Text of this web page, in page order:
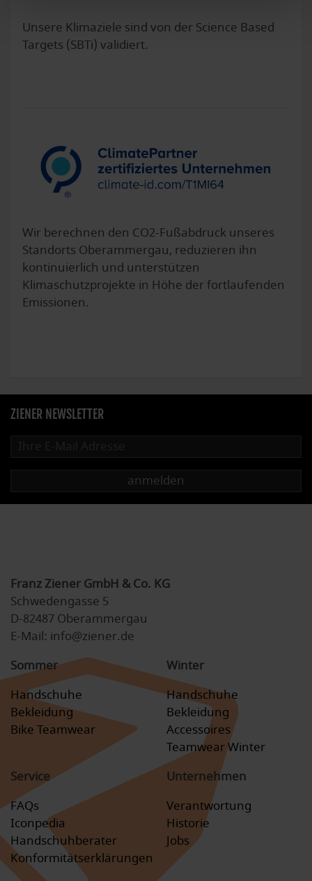
Unsere Klimaziele sind von der Science Based
Targets (SBTi) validiert.
Wir berechnen den CO2-Fußabdruck unseres
Standorts Oberammergau, reduzieren ihn
kontinuierlich und unterstützen
Klimaschutzprojekte in Höhe der fortlaufenden
Emissionen.
ZIENER NEWSLETTER
anmelden
Franz Ziener GmbH & Co. KG
Schwedengasse 5
D-82487 Oberammergau
E-Mail: info@ziener.de
Sommer
Handschuhe
Bekleidung
Bike Teamwear
Winter
Handschuhe
Bekleidung
Accessoires
Teamwear Winter
Service
FAQs
Iconpedia
Handschuhberater
Konformitätserklärungen
Unternehmen
Verantwortung
Historie
Jobs